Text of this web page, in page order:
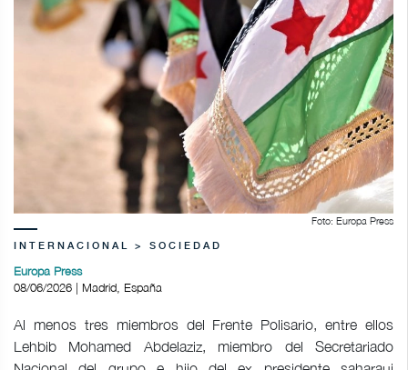
Foto: Europa Press
INTERNACIONAL > SOCIEDAD
Europa Press
08/06/2026 | Madrid, España
Al menos tres miembros del Frente Polisario, entre ellos
Lehbib Mohamed Abdelaziz, miembro del Secretariado